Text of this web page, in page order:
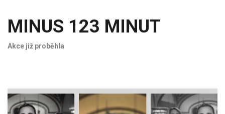
MINUS 123 MINUT
Akce již proběhla